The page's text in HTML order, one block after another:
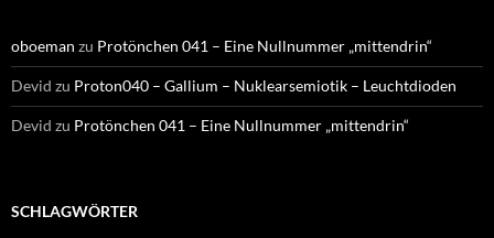
oboeman zu Protönchen 041 – Eine Nullnummer „mittendrin“
Devid zu Proton040 – Gallium – Nuklearsemiotik – Leuchtdioden
Devid zu Protönchen 041 – Eine Nullnummer „mittendrin“
SCHLAGWÖRTER